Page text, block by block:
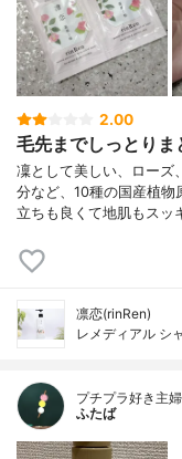
2.00
毛先までしっとり
凜として美しい、ローズ
分など、10種の国産植物
立ちも良くて地肌もスッ
凛恋(rinRen)
レメディアル シ
プチプラ好き主婦
ふたば